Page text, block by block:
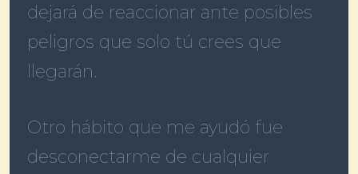
dejará de reaccionar ante posibles
peligros que solo tú crees que
llegarán.
Otro hábito que me ayudó fue
desconectarme de cualquier